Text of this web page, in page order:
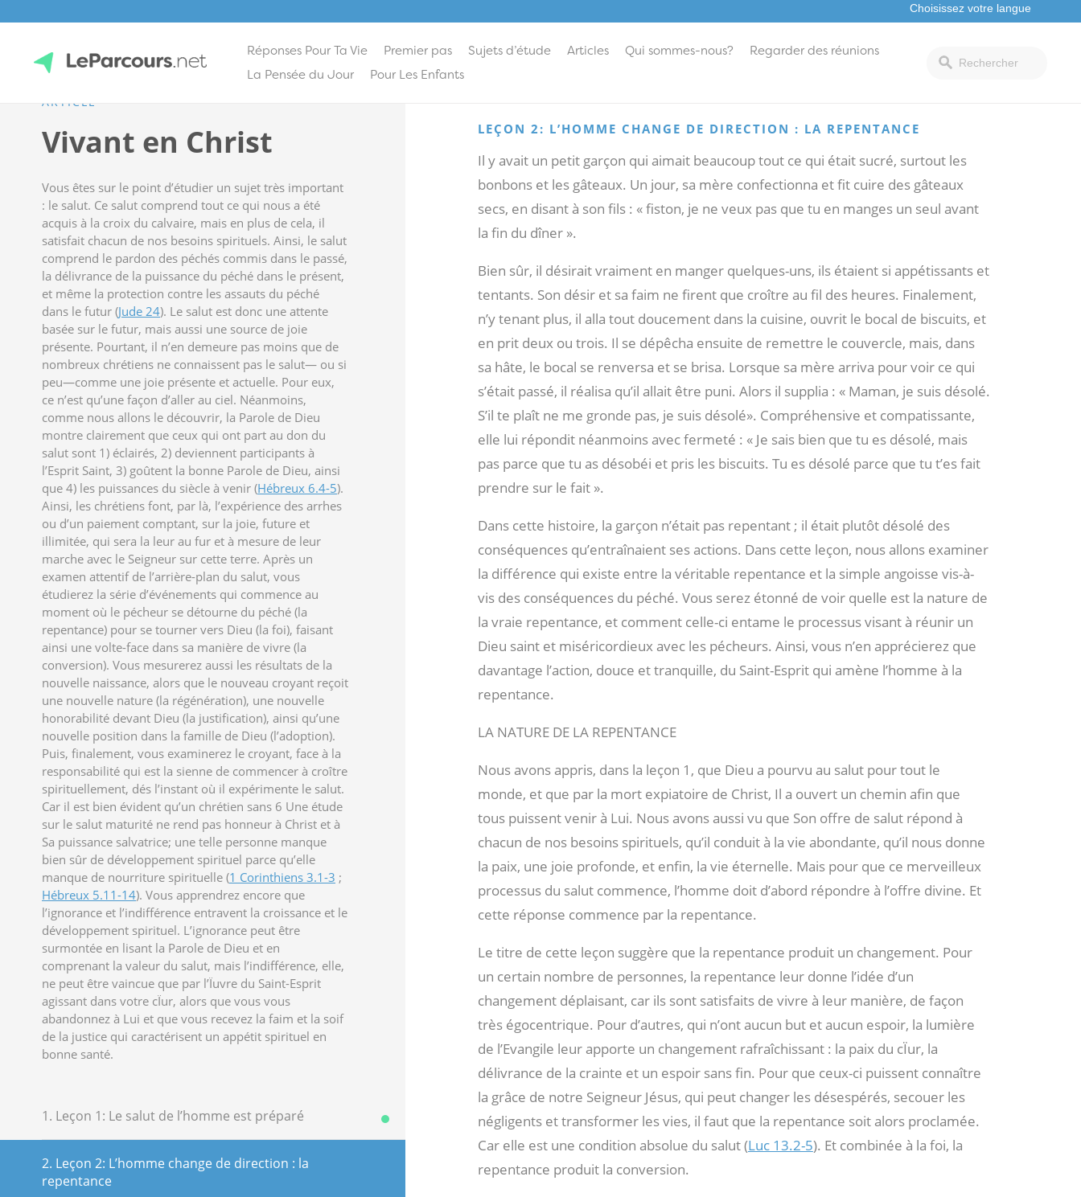
Réponses Pour Ta Vie Premier pas Sujets d’étude Articles Qui sommes-nous?
Regarder des réunions
La Pensée du Jour
Pour Les Enfants
ARTICLE
Vivant en Christ
Vous êtes sur le point d’étudier un sujet très important
: le salut. Ce salut comprend tout ce qui nous a été
acquis à la croix du calvaire, mais en plus de cela, il
satisfait chacun de nos besoins spirituels. Ainsi, le salut
comprend le pardon des péchés commis dans le passé,
la délivrance de la puissance du péché dans le présent,
et même la protection contre les assauts du péché
dans le futur (Jude 24). Le salut est donc une attente
basée sur le futur, mais aussi une source de joie
présente. Pourtant, il n’en demeure pas moins que de
nombreux chrétiens ne connaissent pas le salut— ou si
peu—comme une joie présente et actuelle. Pour eux,
ce n’est qu’une façon d’aller au ciel. Néanmoins,
comme nous allons le découvrir, la Parole de Dieu
montre clairement que ceux qui ont part au don du
salut sont 1) éclairés, 2) deviennent participants à
l’Esprit Saint, 3) goûtent la bonne Parole de Dieu, ainsi
que 4) les puissances du siècle à venir (Hébreux 6.4-5).
Ainsi, les chrétiens font, par là, l’expérience des arrhes
ou d’un paiement comptant, sur la joie, future et
illimitée, qui sera la leur au fur et à mesure de leur
marche avec le Seigneur sur cette terre. Après un
examen attentif de l’arrière-plan du salut, vous
étudierez la série d’événements qui commence au
moment où le pécheur se détourne du péché (la
repentance) pour se tourner vers Dieu (la foi), faisant
ainsi une volte-face dans sa manière de vivre (la
conversion). Vous mesurerez aussi les résultats de la
nouvelle naissance, alors que le nouveau croyant reçoit
une nouvelle nature (la régénération), une nouvelle
honorabilité devant Dieu (la justification), ainsi qu’une
nouvelle position dans la famille de Dieu (l’adoption).
Puis, finalement, vous examinerez le croyant, face à la
responsabilité qui est la sienne de commencer à croître
spirituellement, dés l’instant où il expérimente le salut.
Car il est bien évident qu’un chrétien sans 6 Une étude
sur le salut maturité ne rend pas honneur à Christ et à
Sa puissance salvatrice; une telle personne manque
bien sûr de développement spirituel parce qu’elle
manque de nourriture spirituelle (1 Corinthiens 3.1-3 ;
Hébreux 5.11-14). Vous apprendrez encore que
l’ignorance et l’indifférence entravent la croissance et le
développement spirituel. L’ignorance peut être
surmontée en lisant la Parole de Dieu et en
comprenant la valeur du salut, mais l’indifférence, elle,
ne peut être vaincue que par l’Ïuvre du Saint-Esprit
agissant dans votre cÏur, alors que vous vous
abandonnez à Lui et que vous recevez la faim et la soif
de la justice qui caractérisent un appétit spirituel en
bonne santé.
1. Leçon 1: Le salut de l’homme est préparé
2. Leçon 2: L’homme change de direction : la
repentance
LEÇON 2: L’HOMME CHANGE DE DIRECTION : LA REPENTANCE
Il y avait un petit garçon qui aimait beaucoup tout ce qui était sucré, surtout les
bonbons et les gâteaux. Un jour, sa mère confectionna et fit cuire des gâteaux
secs, en disant à son fils : « fiston, je ne veux pas que tu en manges un seul avant
la fin du dîner ».
Bien sûr, il désirait vraiment en manger quelques-uns, ils étaient si appétissants et
tentants. Son désir et sa faim ne firent que croître au fil des heures. Finalement,
n’y tenant plus, il alla tout doucement dans la cuisine, ouvrit le bocal de biscuits, et
en prit deux ou trois. Il se dépêcha ensuite de remettre le couvercle, mais, dans
sa hâte, le bocal se renversa et se brisa. Lorsque sa mère arriva pour voir ce qui
s’était passé, il réalisa qu’il allait être puni. Alors il supplia : « Maman, je suis désolé.
S’il te plaît ne me gronde pas, je suis désolé». Compréhensive et compatissante,
elle lui répondit néanmoins avec fermeté : « Je sais bien que tu es désolé, mais
pas parce que tu as désobéi et pris les biscuits. Tu es désolé parce que tu t’es fait
prendre sur le fait ».
Dans cette histoire, la garçon n’était pas repentant ; il était plutôt désolé des
conséquences qu’entraînaient ses actions. Dans cette leçon, nous allons examiner
la différence qui existe entre la véritable repentance et la simple angoisse vis-à-
vis des conséquences du péché. Vous serez étonné de voir quelle est la nature de
la vraie repentance, et comment celle-ci entame le processus visant à réunir un
Dieu saint et miséricordieux avec les pécheurs. Ainsi, vous n’en apprécierez que
davantage l’action, douce et tranquille, du Saint-Esprit qui amène l’homme à la
repentance.
LA NATURE DE LA REPENTANCE
Nous avons appris, dans la leçon 1, que Dieu a pourvu au salut pour tout le
monde, et que par la mort expiatoire de Christ, Il a ouvert un chemin afin que
tous puissent venir à Lui. Nous avons aussi vu que Son offre de salut répond à
chacun de nos besoins spirituels, qu’il conduit à la vie abondante, qu’il nous donne
la paix, une joie profonde, et enfin, la vie éternelle. Mais pour que ce merveilleux
processus du salut commence, l’homme doit d’abord répondre à l’offre divine. Et
cette réponse commence par la repentance.
Le titre de cette leçon suggère que la repentance produit un changement. Pour
un certain nombre de personnes, la repentance leur donne l’idée d’un
changement déplaisant, car ils sont satisfaits de vivre à leur manière, de façon
très égocentrique. Pour d’autres, qui n’ont aucun but et aucun espoir, la lumière
de l’Evangile leur apporte un changement rafraîchissant : la paix du cÏur, la
délivrance de la crainte et un espoir sans fin. Pour que ceux-ci puissent connaître
la grâce de notre Seigneur Jésus, qui peut changer les désespérés, secouer les
négligents et transformer les vies, il faut que la repentance soit alors proclamée.
Car elle est une condition absolue du salut (Luc 13.2-5). Et combinée à la foi, la
repentance produit la conversion.